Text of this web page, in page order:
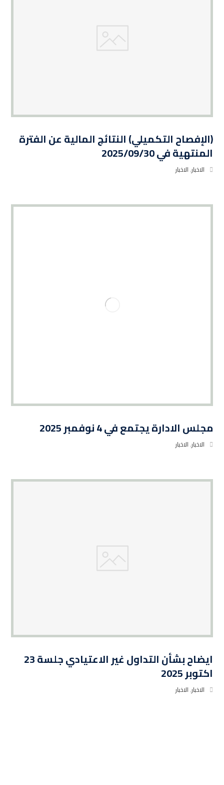
(الإفصاح التكميلي) النتائج المالية عن الفترة
المنتهية في 2025/09/30
الاخبار,الاخبار
مجلس الادارة يجتمع في 4 نوفمبر 2025
الاخبار,الاخبار
ايضاح بشأن التداول غير الاعتيادي جلسة 23
اكتوبر 2025
الاخبار,الاخبار